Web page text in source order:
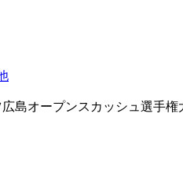
島オープンスカッシュ選手権